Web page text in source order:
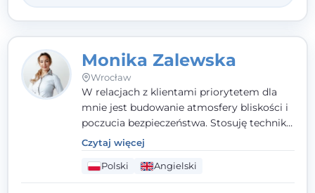
zasobach.
Monika Zalewska
Wrocław
W relacjach z klientami priorytetem dla
mnie jest budowanie atmosfery bliskości i
poczucia bezpieczeństwa. Stosuję techniki
poznawczo-behawioralne oraz metody,
które koncentrują się na rozwiązaniach
(TSR). Te polegają na osiąganiu
zamierzonych celów (doprowadzeniu do
Czytaj więcej
Polski Angielski